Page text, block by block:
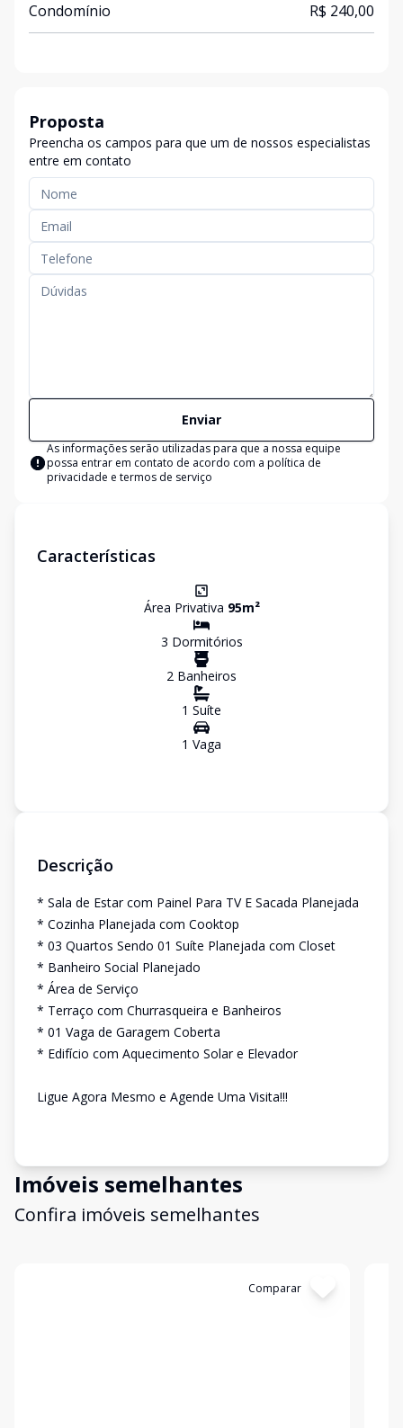
Condomínio R$ 240,00
Proposta
Preencha os campos para que um de nossos especialistas
entre em contato
Enviar
As informações serão utilizadas para que a nossa equipe
possa entrar em contato de acordo com a política de
privacidade e termos de serviço
Características
Área Privativa 95m²
3 Dormitórios
2 Banheiros
1 Suíte
1 Vaga
Descrição
* Sala de Estar com Painel Para TV E Sacada Planejada
* Cozinha Planejada com Cooktop
* 03 Quartos Sendo 01 Suíte Planejada com Closet
* Banheiro Social Planejado
* Área de Serviço
* Terraço com Churrasqueira e Banheiros
* 01 Vaga de Garagem Coberta
* Edifício com Aquecimento Solar e Elevador
Ligue Agora Mesmo e Agende Uma Visita!!!
Imóveis semelhantes
Confira imóveis semelhantes
Comparar